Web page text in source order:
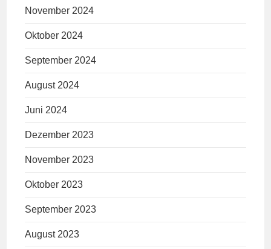
November 2024
Oktober 2024
September 2024
August 2024
Juni 2024
Dezember 2023
November 2023
Oktober 2023
September 2023
August 2023